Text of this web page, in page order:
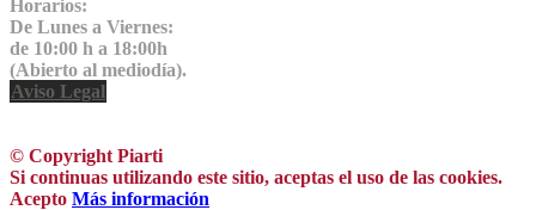
Horarios:
De Lunes a Viernes:
de 10:00 h a 18:00h
(Abierto al mediodía).
Aviso Legal
© Copyright Piarti
Si continuas utilizando este sitio, aceptas el uso de las cookies.
Acepto Más información